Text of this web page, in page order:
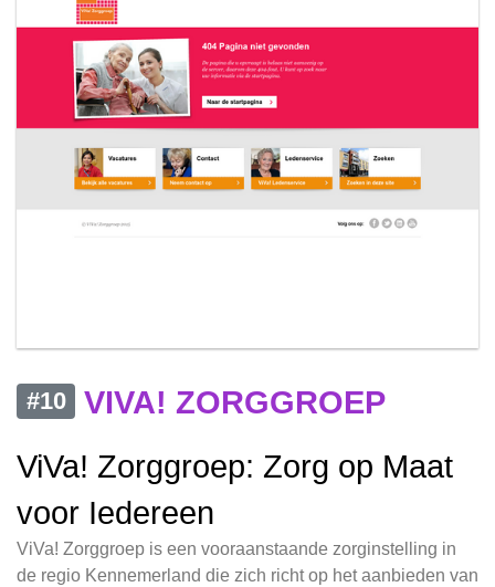
#10
VIVA! ZORGGROEP
ViVa! Zorggroep: Zorg op Maat
voor Iedereen
ViVa! Zorggroep is een vooraanstaande zorginstelling in
de regio Kennemerland die zich richt op het aanbieden van